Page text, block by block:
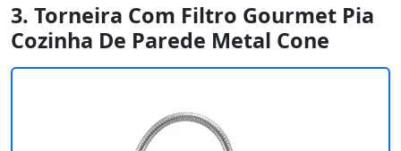
3. Torneira Com Filtro Gourmet Pia
Cozinha De Parede Metal Cone